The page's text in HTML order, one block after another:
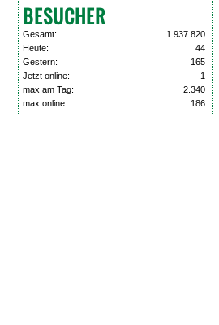
BESUCHER
Gesamt:
1.937.820
Heute:
44
Gestern:
165
Jetzt online:
1
max am Tag:
2.340
max online:
186